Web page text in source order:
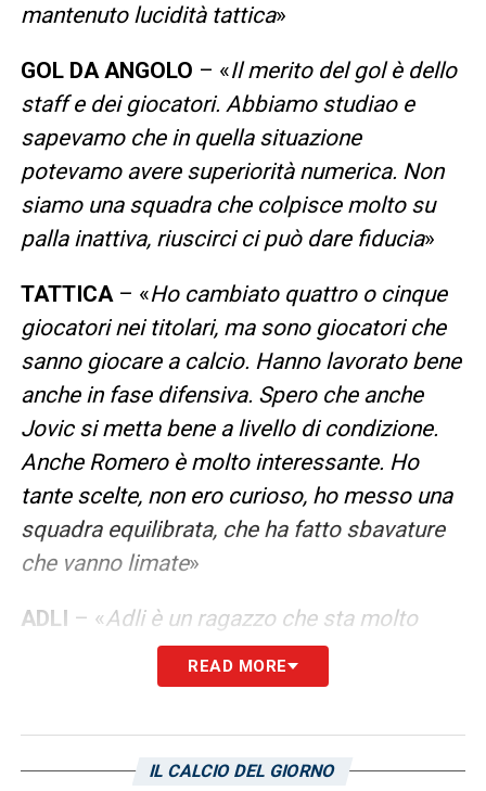
mantenuto lucidità tattica»
GOL DA ANGOLO – «Il merito del gol è dello
staff e dei giocatori. Abbiamo studiao e
sapevamo che in quella situazione
potevamo avere superiorità numerica. Non
siamo una squadra che colpisce molto su
palla inattiva, riuscirci ci può dare fiducia»
TATTICA – «Ho cambiato quattro o cinque
giocatori nei titolari, ma sono giocatori che
sanno giocare a calcio. Hanno lavorato bene
anche in fase difensiva. Spero che anche
Jovic si metta bene a livello di condizione.
Anche Romero è molto interessante. Ho
tante scelte, non ero curioso, ho messo una
squadra equilibrata, che ha fatto sbavature
che vanno limate»
ADLI – «Adli è un ragazzo che sta molto
bene con noi. Piace anche ai compagni per
gli atteggiamenti. Quest’anno ha accettato di
READ MORE
IL CALCIO DEL GIORNO